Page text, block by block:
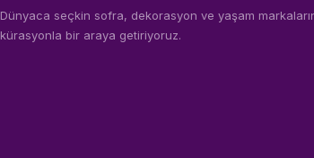
Dünyaca seçkin sofra, dekorasyon ve yaşam
kürasyonla bir araya getiriyoruz.